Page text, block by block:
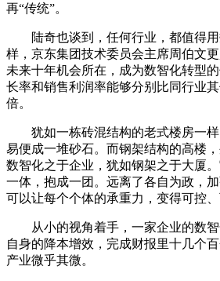
再“传统”。
陆奇也谈到，任何行业，都值得用
样，京东集团技术委员会主席周伯文
未来十年机会所在，成为数智化转型
长率和销售利润率能够分别比同行业
倍。
犹如一栋砖混结构的老式楼房一样
易便成一堆砂石。而钢架结构的高楼，
数智化之于企业，犹如钢架之于大厦
一体，抱成一团。远离了各自为政，
可以让每个个体的承重力，变得可控、
从小的视角着手，一家企业的数智
自身的降本增效，完成财报里十几个
产业微乎其微。